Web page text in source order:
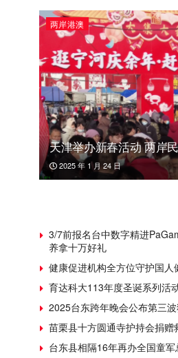
两岸港澳
天津举办新春活动 两岸
2025 年 1 月 24 日
3/7前报名台中数字精进
养拿十万好礼
健康促进机构全方位守护国人
育达科大113年度圣诞系列活
2025台东跨年晚会公布第三
苗栗县十方圆通寺护持会捐赠
台东县相隔16年再办全国童